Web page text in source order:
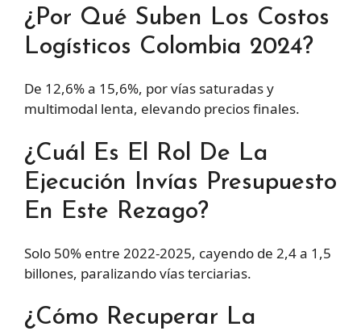
¿Por Qué Suben Los Costos
Logísticos Colombia 2024?
De 12,6% a 15,6%, por vías saturadas y
multimodal lenta, elevando precios finales.
¿Cuál Es El Rol De La
Ejecución Invías Presupuesto
En Este Rezago?
Solo 50% entre 2022-2025, cayendo de 2,4 a 1,5
billones, paralizando vías terciarias.
¿Cómo Recuperar La